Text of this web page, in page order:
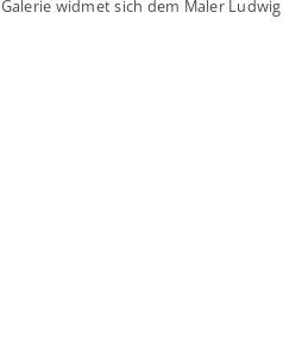
widmet sich dem Maler